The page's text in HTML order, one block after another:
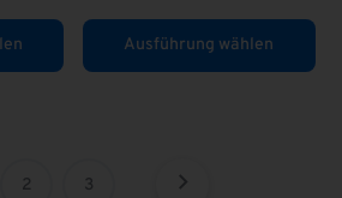
Ausführung wählen
2 3